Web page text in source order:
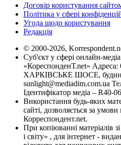
Договір користування
Політика у сфері
Угода щодо користування
Редакція
© 2000-2026,
Суб'єкт у сфері онлайн-
«КореспонденТ.net» Адреса:
ХАРКІВСЬКЕ ШОСЕ,
sunlight@mediadim.com.ua
Ідентифікатор медіа – R40-
Використання будь-яких
сайті, дозволяється за
Корреспондент.net.
При копіюванні матеріалів
і світу» , для інтернет -